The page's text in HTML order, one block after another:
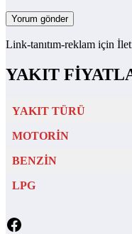
Link-tanıtım-reklam için
YAKIT
YAKIT TÜRÜ
MOTORİN
BENZİN
LPG
Facebook